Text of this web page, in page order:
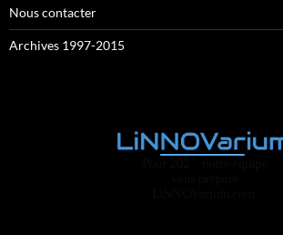
Nous contacter
Archives 1997-2015